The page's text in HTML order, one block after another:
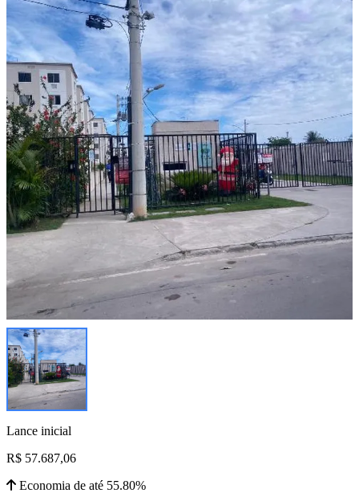
Lance inicial
R$ 57.687,06
Economia de até 55.80%